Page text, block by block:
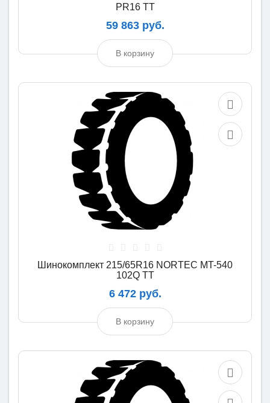
PR16 TT
59 863 руб.
В корзину
Шинокомплект 215/65R16 NORTEC MT-540
102Q TT
6 472 руб.
В корзину